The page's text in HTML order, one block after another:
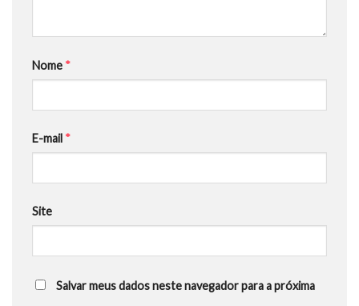
Nome *
E-mail *
Site
Salvar meus dados neste navegador para a próxima